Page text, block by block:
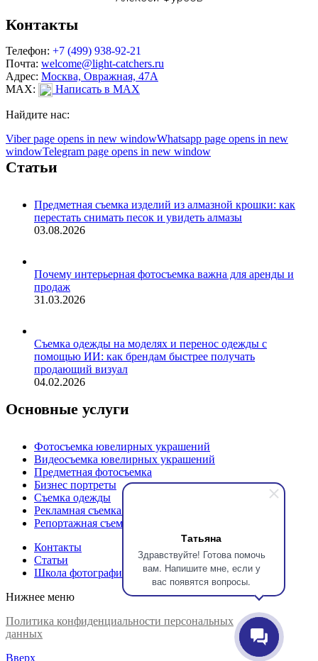
Татьяна
Здравствуйте! Готова помочь
вам. Напишите мне, если у
вас появятся вопросы.
Контакты
Телефон: +7 (499) 938-92-21
Почта: welcome@light-catchers.ru
Адрес: Москва, Овражная, 47А
MAX:
Написать в MAX
Найдите нас:
Viber page opens in new windowWhatsapp page opens in new
windowTelegram page opens in new window
Статьи
Предметная съемка изделий из алмазной крошки: как
перестать снимать песок и увидеть алмазы
03.08.2026
Почему интерьерная фотосъемка важна для аренды и
продаж
31.03.2026
Съемка одежды на моделях и перенос одежды с
помощью ИИ: как брендам быстрее получать
продающий визуал
04.02.2026
Основные услуги
Фотосъемка ювелирных украшений
Видеосъемка ювелирных украшений
Предметная фотосъемка
Бизнес портреты
Съемка одежды
Рекламная съемка продукции
Репортажная съемка
Контакты
Статьи
Школа фотографии Ловцы Света
Нижнее меню
Политика конфиденциальности персональных
данных
Вверх